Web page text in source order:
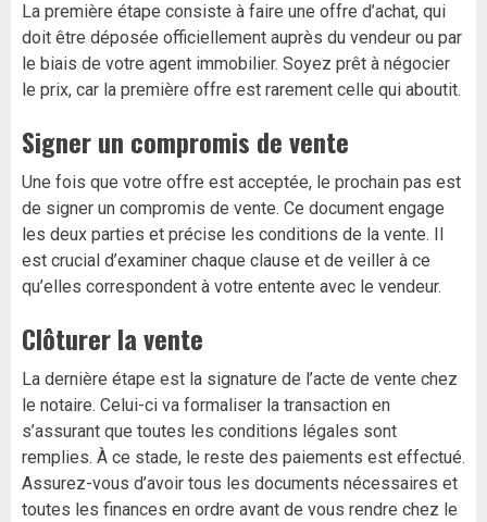
La première étape consiste à faire une offre d’achat, qui
doit être déposée officiellement auprès du vendeur ou par
le biais de votre agent immobilier. Soyez prêt à négocier
le prix, car la première offre est rarement celle qui aboutit.
Signer un compromis de vente
Une fois que votre offre est acceptée, le prochain pas est
de signer un compromis de vente. Ce document engage
les deux parties et précise les conditions de la vente. Il
est crucial d’examiner chaque clause et de veiller à ce
qu’elles correspondent à votre entente avec le vendeur.
Clôturer la vente
La dernière étape est la signature de l’acte de vente chez
le notaire. Celui-ci va formaliser la transaction en
s’assurant que toutes les conditions légales sont
remplies. À ce stade, le reste des paiements est effectué.
Assurez-vous d’avoir tous les documents nécessaires et
toutes les finances en ordre avant de vous rendre chez le